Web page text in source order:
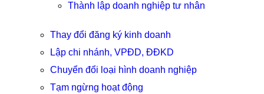
Thành lập doanh nghiệp tư nhân
Thay đổi đăng ký kinh doanh
Lập chi nhánh, VPĐD, ĐĐKD
Chuyển đổi loại hình doanh nghiệp
Tạm ngừng hoạt động